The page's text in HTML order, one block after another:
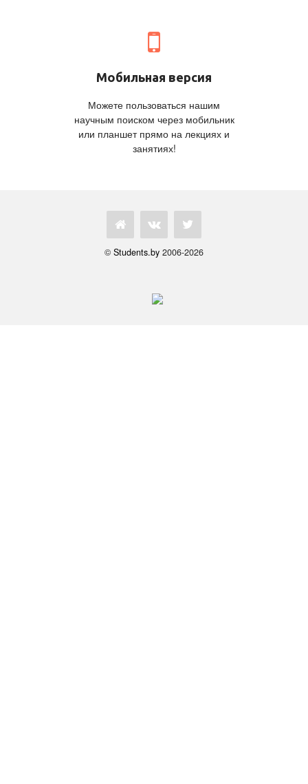
Мобильная версия
Можете пользоваться нашим
научным поиском через мобильник
или планшет прямо на лекциях и
занятиях!
© Students.by 2006-2026